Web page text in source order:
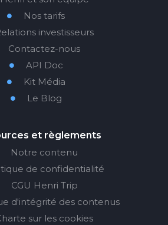
 Nos tarifs
investisseurs
Contactez-nous
 API Doc
 Kit Média
 Le Blog
et règlements
Notre contenu
de confidentialité
CGU Henri Trip
d'intégrité des contenus
sur les cookies